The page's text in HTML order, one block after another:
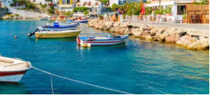
n
a
v
i
g
c
o
n
t
e